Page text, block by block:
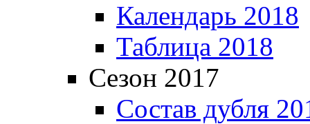
Календарь 2018
Таблица 2018
Сезон 2017
Состав дубля